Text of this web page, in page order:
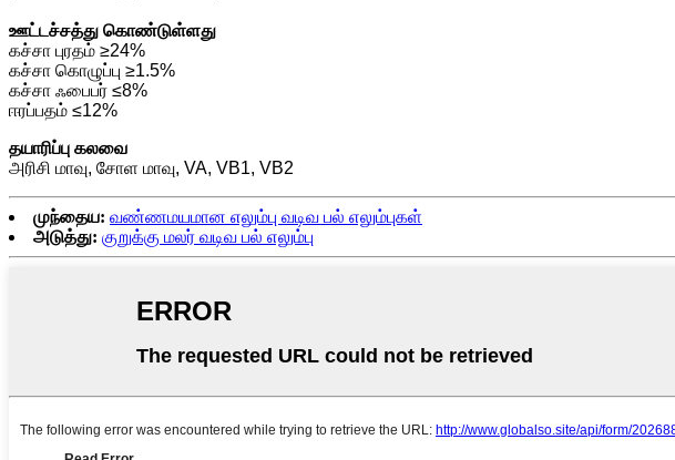
ஊட்டச்சத்து கொண்டுள்ளது
கச்சா புரதம் ≥24%
கச்சா கொழுப்பு ≥1.5%
கச்சா ஃபைபர் ≤8%
ஈரப்பதம் ≤12%
தயாரிப்பு கலவை
அரிசி மாவு, சோள மாவு, VA, VB1, VB2
முந்தைய: வண்ணமயமான எலும்பு வடிவ பல் எலும்புகள்
அடுத்து: குறுக்கு மலர் வடிவ பல் எலும்பு